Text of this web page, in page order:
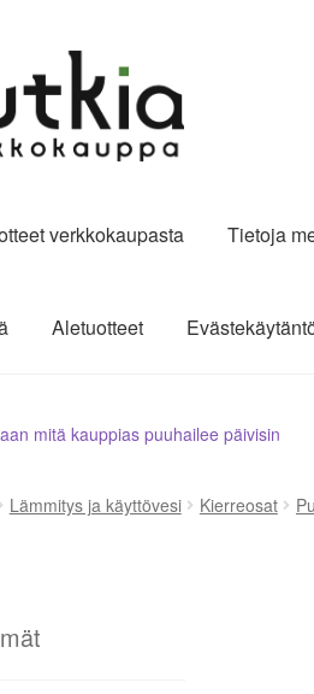
verkkokaupasta Tietoja
Aletuotteet
mitä kauppias puuhailee päivisin
Lämmitys ja käyttövesi Kierreosat